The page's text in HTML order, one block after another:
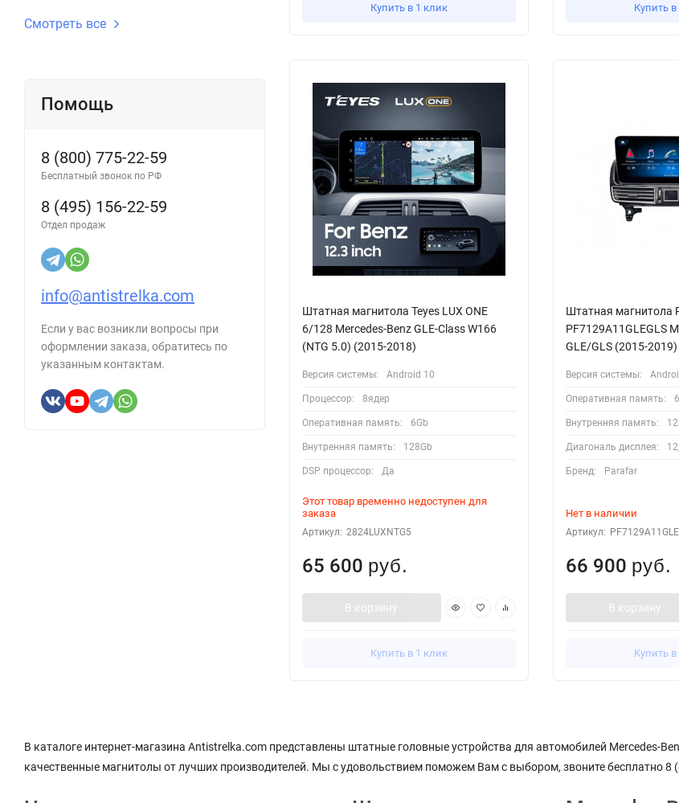
Смотреть все
Помощь
8 (800) 775-22-59
Бесплатный звонок по РФ
8 (495) 156-22-59
Отдел продаж
info@antistrelka.com
Если у вас возникли вопросы при
оформлении заказа, обратитесь по
указанным контактам.
Купить в 1 клик Купить
Штатная магнитола Teyes LUX ONE
6/128 Mercedes-Benz GLE-Class W166
(NTG 5.0) (2015-2018)
Версия системы: Android 10
Процессор: 8ядер
Оперативная память: 6Gb
Внутренняя память: 128Gb
DSP процессор: Да
Этот товар временно недоступен для
заказа
Артикул: 2824LUXNTG5
65 600 руб.
В корзину
Купить в 1 клик
Штатная магнитола
PF7129A11GLEGLS
GLE/GLS (2015-2019)
Версия системы:
Оперативная память:
Внутренняя память:
Диагональ дисплея:
Бренд: Parafar
Нет в наличии
Артикул:
66 900 руб.
В корзину
Купить
В каталоге интернет-магазина Antistrelka.com представлены штатные головные устройства для автомобилей Mercedes-
качественные магнитолы от лучших производителей. Мы с удовольствием поможем Вам с выбором, звоните бесплатно 8